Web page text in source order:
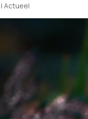
| Actueel